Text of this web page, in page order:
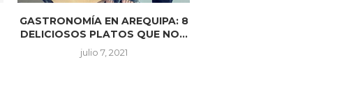
GASTRONOMÍA EN AREQUIPA: 8
DELICIOSOS PLATOS QUE NO...
julio 7, 2021